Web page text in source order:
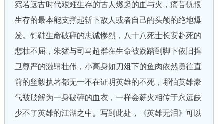
宛若远古时代艰难生存的古人燃起的血与火，痛苦仇恨
生存的最本能支撑起斩下敌人或者自己的头颅的绝地爆
发。钉鞋生命破碎的忠诚惨烈，八十八死士长安赴死的
悲壮不屈，朱猛与司马超群在生命被践踏到脚下依旧捍
卫尊严的激昂壮伟，小高身如刀俎下的鱼肉依然勇往直
前的坚毅执著都无一不在证明英雄的不死，哪怕英雄豪
气被肢解为一身破碎的血衣，一样会薪火相传于永远缺
少不了英雄的江湖之中。写到此处，《英雄无泪》可以